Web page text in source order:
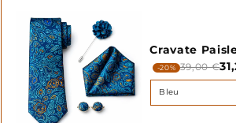
Cravate
-20% 39,00 €